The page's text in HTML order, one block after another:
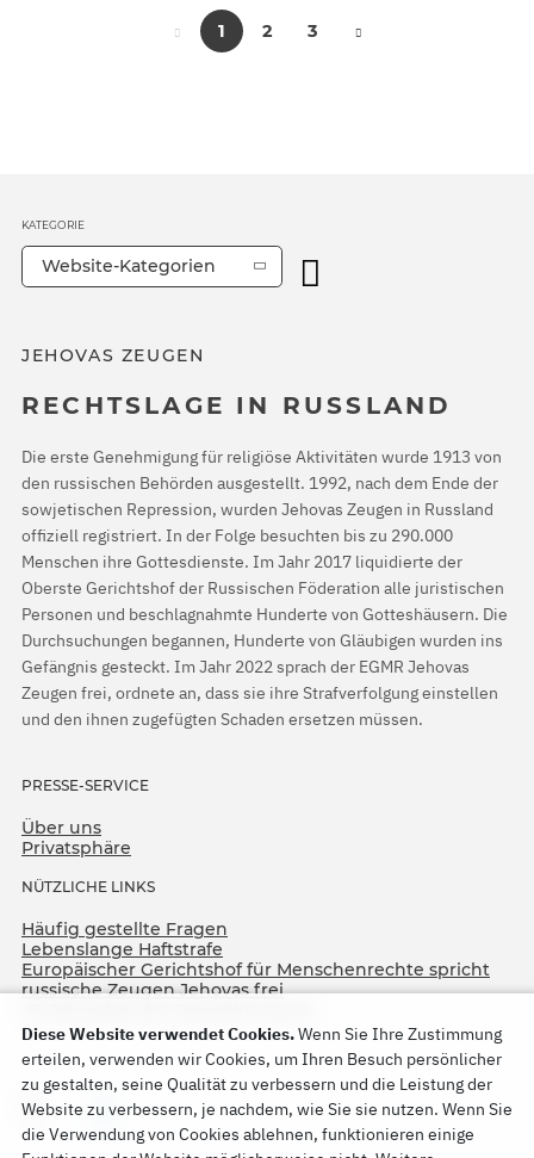
1 2 3
JEHOVAS ZEUGEN
RECHTSLAGE IN RUSSLAND
Die erste Genehmigung für religiöse Aktivitäten wurde 1913 von
den russischen Behörden ausgestellt. 1992, nach dem Ende der
sowjetischen Repression, wurden Jehovas Zeugen in Russland
offiziell registriert. In der Folge besuchten bis zu 290.000
Menschen ihre Gottesdienste. Im Jahr 2017 liquidierte der
Oberste Gerichtshof der Russischen Föderation alle juristischen
Personen und beschlagnahmte Hunderte von Gotteshäusern. Die
Durchsuchungen begannen, Hunderte von Gläubigen wurden ins
Gefängnis gesteckt. Im Jahr 2022 sprach der EGMR Jehovas
Zeugen frei, ordnete an, dass sie ihre Strafverfolgung einstellen
und den ihnen zugefügten Schaden ersetzen müssen.
PRESSE-SERVICE
Über uns
Privatsphäre
NÜTZLICHE LINKS
Häufig gestellte Fragen
Lebenslange Haftstrafe
Europäischer Gerichtshof für Menschenrechte spricht
russische Zeugen Jehovas frei
KATEGORIE
Website-Kategorien
Diese Website verwendet Cookies.Wenn Sie Ihre Zustimmung
erteilen, verwenden wir Cookies, um Ihren Besuch persönlicher
zu gestalten, seine Qualität zu verbessern und die Leistung der
Website zu verbessern, je nachdem, wie Sie sie nutzen. Wenn Sie
die Verwendung von Cookies ablehnen, funktionieren einige